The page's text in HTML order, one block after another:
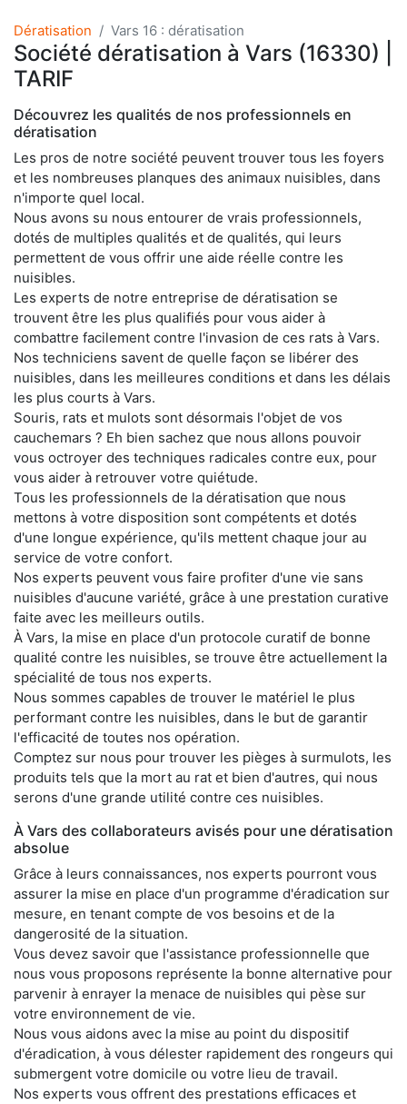
Dératisation Vars 16 : dératisation
Société dératisation à Vars (16330) |
TARIF
Découvrez les qualités de nos professionnels en
dératisation
Les pros de notre société peuvent trouver tous les foyers
et les nombreuses planques des animaux nuisibles, dans
n'importe quel local.
Nous avons su nous entourer de vrais professionnels,
dotés de multiples qualités et de qualités, qui leurs
permettent de vous offrir une aide réelle contre les
nuisibles.
Les experts de notre entreprise de dératisation se
trouvent être les plus qualifiés pour vous aider à
combattre facilement contre l'invasion de ces rats à Vars.
Nos techniciens savent de quelle façon se libérer des
nuisibles, dans les meilleures conditions et dans les délais
les plus courts à Vars.
Souris, rats et mulots sont désormais l'objet de vos
cauchemars ? Eh bien sachez que nous allons pouvoir
vous octroyer des techniques radicales contre eux, pour
vous aider à retrouver votre quiétude.
Tous les professionnels de la dératisation que nous
mettons à votre disposition sont compétents et dotés
d'une longue expérience, qu'ils mettent chaque jour au
service de votre confort.
Nos experts peuvent vous faire profiter d'une vie sans
nuisibles d'aucune variété, grâce à une prestation curative
faite avec les meilleurs outils.
À Vars, la mise en place d'un protocole curatif de bonne
qualité contre les nuisibles, se trouve être actuellement la
spécialité de tous nos experts.
Nous sommes capables de trouver le matériel le plus
performant contre les nuisibles, dans le but de garantir
l'efficacité de toutes nos opération.
Comptez sur nous pour trouver les pièges à surmulots, les
produits tels que la mort au rat et bien d'autres, qui nous
serons d'une grande utilité contre ces nuisibles.
À Vars des collaborateurs avisés pour une dératisation
absolue
Grâce à leurs connaissances, nos experts pourront vous
assurer la mise en place d'un programme d'éradication sur
mesure, en tenant compte de vos besoins et de la
dangerosité de la situation.
Vous devez savoir que l'assistance professionnelle que
nous vous proposons représente la bonne alternative pour
parvenir à enrayer la menace de nuisibles qui pèse sur
votre environnement de vie.
Nous vous aidons avec la mise au point du dispositif
d'éradication, à vous délester rapidement des rongeurs qui
submergent votre domicile ou votre lieu de travail.
Nos experts vous offrent des prestations efficaces et